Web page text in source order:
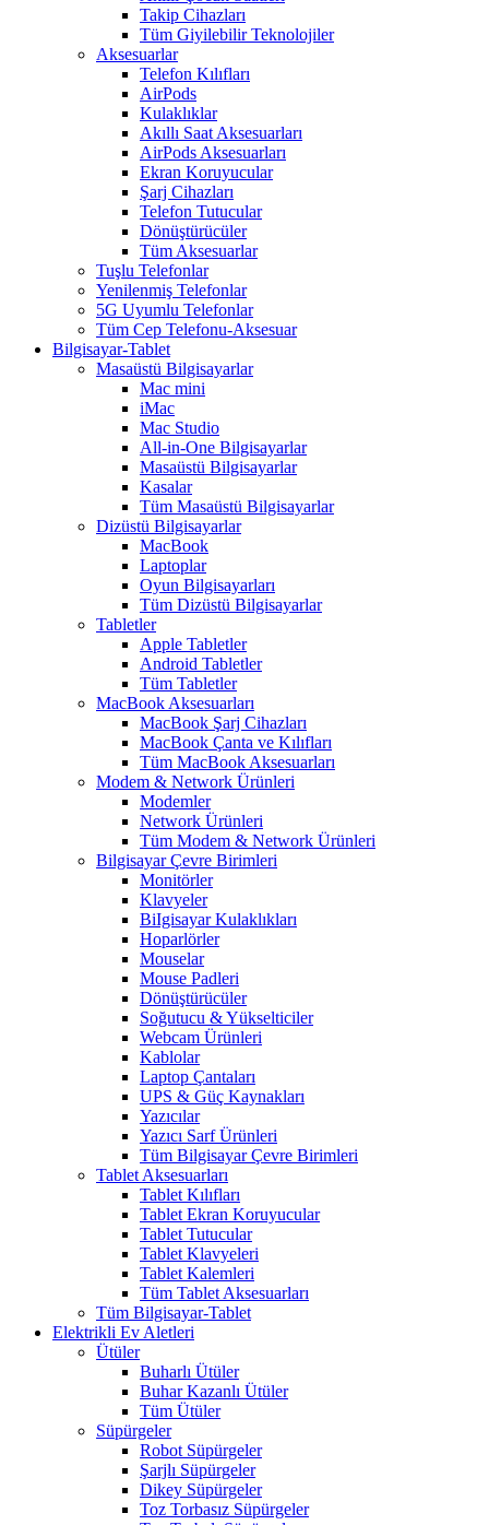
Takip Cihazları
Tüm Giyilebilir Teknolojiler
Aksesuarlar
Telefon Kılıfları
AirPods
Kulaklıklar
Akıllı Saat Aksesuarları
AirPods Aksesuarları
Ekran Koruyucular
Şarj Cihazları
Telefon Tutucular
Dönüştürücüler
Tüm Aksesuarlar
Tuşlu Telefonlar
Yenilenmiş Telefonlar
5G Uyumlu Telefonlar
Tüm Cep Telefonu-Aksesuar
Bilgisayar-Tablet
Masaüstü Bilgisayarlar
Mac mini
iMac
Mac Studio
All-in-One Bilgisayarlar
Masaüstü Bilgisayarlar
Kasalar
Tüm Masaüstü Bilgisayarlar
Dizüstü Bilgisayarlar
MacBook
Laptoplar
Oyun Bilgisayarları
Tüm Dizüstü Bilgisayarlar
Tabletler
Apple Tabletler
Android Tabletler
Tüm Tabletler
MacBook Aksesuarları
MacBook Şarj Cihazları
MacBook Çanta ve Kılıfları
Tüm MacBook Aksesuarları
Modem & Network Ürünleri
Modemler
Network Ürünleri
Tüm Modem & Network Ürünleri
Bilgisayar Çevre Birimleri
Monitörler
Klavyeler
BiIgisayar Kulaklıkları
Hoparlörler
Mouselar
Mouse Padleri
Dönüştürücüler
Soğutucu & Yükselticiler
Webcam Ürünleri
Kablolar
Laptop Çantaları
UPS & Güç Kaynakları
Yazıcılar
Yazıcı Sarf Ürünleri
Tüm Bilgisayar Çevre Birimleri
Tablet Aksesuarları
Tablet Kılıfları
Tablet Ekran Koruyucular
Tablet Tutucular
Tablet Klavyeleri
Tablet Kalemleri
Tüm Tablet Aksesuarları
Tüm Bilgisayar-Tablet
Elektrikli Ev Aletleri
Ütüler
Buharlı Ütüler
Buhar Kazanlı Ütüler
Tüm Ütüler
Süpürgeler
Robot Süpürgeler
Şarjlı Süpürgeler
Dikey Süpürgeler
Toz Torbasız Süpürgeler